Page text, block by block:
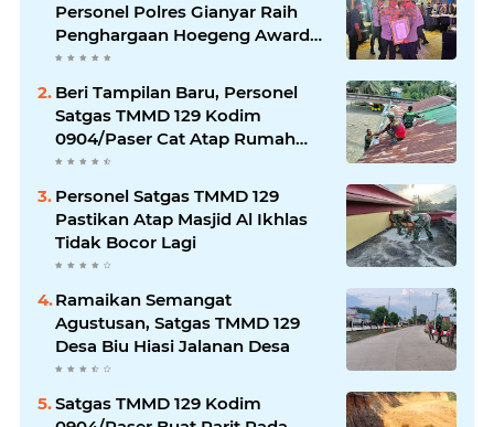
Personel Polres Gianyar Raih
Penghargaan Hoegeng Awards
2026
Beri Tampilan Baru, Personel
Satgas TMMD 129 Kodim
0904/Paser Cat Atap Rumah
Marbot
Personel Satgas TMMD 129
Pastikan Atap Masjid Al Ikhlas
Tidak Bocor Lagi
Ramaikan Semangat
Agustusan, Satgas TMMD 129
Desa Biu Hiasi Jalanan Desa
Satgas TMMD 129 Kodim